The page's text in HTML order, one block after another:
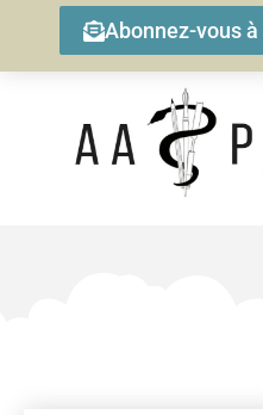
Abonnez-vous